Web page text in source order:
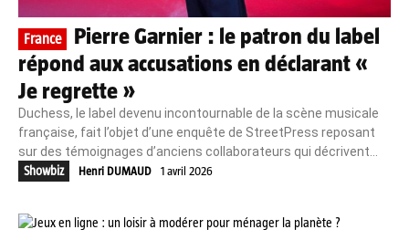
France
Pierre Garnier : le patron du label
répond aux accusations en déclarant «
Je regrette »
Duchess, le label devenu incontournable de la scène musicale
française, fait l’objet d’une enquête de StreetPress reposant
sur des témoignages d’anciens collaborateurs qui décrivent...
Showbiz
Henri DUMAUD 1 avril 2026